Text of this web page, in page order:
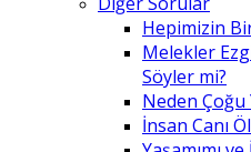
Hepimizin
Melekler
Söyler mi?
Neden Çoğu
İnsan Canı